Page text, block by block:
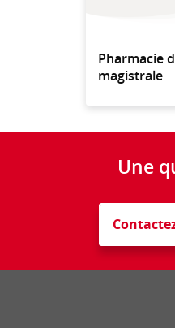
Pharmacie
magistrale
Une